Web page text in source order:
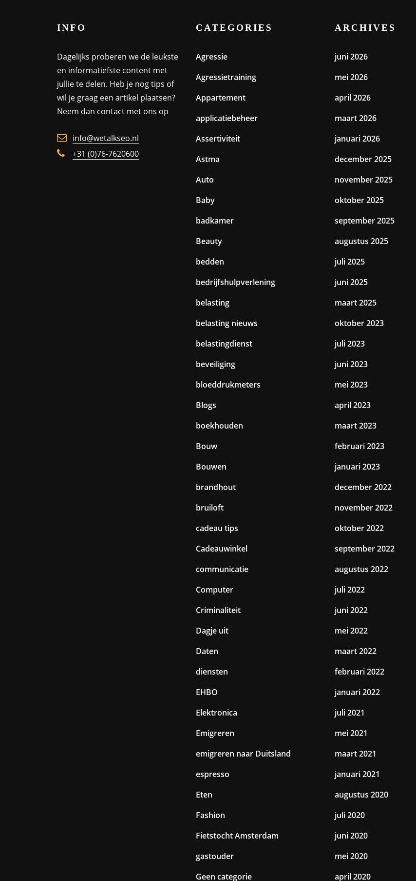
INFO
Dagelijks proberen we de leukste
en informatiefste content met
jullie te delen. Heb je nog tips of
wil je graag een artikel plaatsen?
Neem dan contact met ons op
info@wetalkseo.nl
+31 (0)76-7620600
CATEGORIES
Agressie
Agressietraining
Appartement
applicatiebeheer
Assertiviteit
Astma
Auto
Baby
badkamer
Beauty
bedden
bedrijfshulpverlening
belasting
belasting nieuws
belastingdienst
beveiliging
bloeddrukmeters
Blogs
boekhouden
Bouw
Bouwen
brandhout
bruiloft
cadeau tips
Cadeauwinkel
communicatie
Computer
Criminaliteit
Dagje uit
Daten
diensten
EHBO
Elektronica
Emigreren
emigreren naar Duitsland
espresso
Eten
Fashion
Fietstocht Amsterdam
gastouder
Geen categorie
ARCHIVES
juni 2026
mei 2026
april 2026
maart 2026
januari 2026
december 2025
november 2025
oktober 2025
september 2025
augustus 2025
juli 2025
juni 2025
maart 2025
oktober 2023
juli 2023
juni 2023
mei 2023
april 2023
maart 2023
februari 2023
januari 2023
december 2022
november 2022
oktober 2022
september 2022
augustus 2022
juli 2022
juni 2022
mei 2022
maart 2022
februari 2022
januari 2022
juli 2021
mei 2021
maart 2021
januari 2021
augustus 2020
juli 2020
juni 2020
mei 2020
april 2020